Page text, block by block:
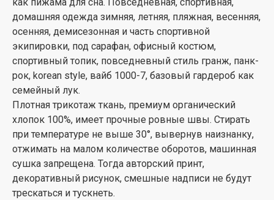
домашняя одежда зимняя, летняя, пляжная, весенняя,
осенняя, демисезонная и часть спортивной
экипировки, под сарафан, офисный костюм,
спортивный топик, повседневный стиль гранж, панк-
рок, korean style, вайб 1000-7, базовый гардероб как
семейный лук.
Плотная трикотаж ткань, премиум органический
хлопок 100%, имеет прочные ровные швы. Стирать
при температуре не выше 30°, вывернув наизнанку,
отжимать на малом количестве оборотов, машинная
сушка запрещена. Тогда авторский принт,
декоративный рисунок, смешные надписи не будут
трескаться и тускнеть.